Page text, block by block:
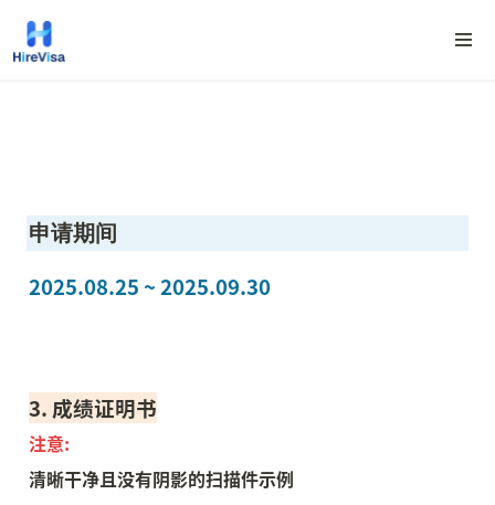
申请期间
2025.08.25 ~ 2025.09.30
3. 成绩证明书
注意:
清晰干净且没有阴影的扫描件示例